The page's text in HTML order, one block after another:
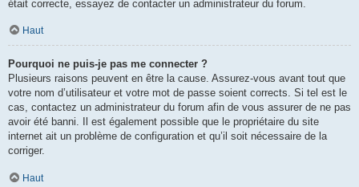
était correcte, essayez de contacter un administrateur du forum.
Haut
Pourquoi ne puis-je pas me connecter ?
Plusieurs raisons peuvent en être la cause. Assurez-vous avant tout que
votre nom d’utilisateur et votre mot de passe soient corrects. Si tel est le
cas, contactez un administrateur du forum afin de vous assurer de ne pas
avoir été banni. Il est également possible que le propriétaire du site
internet ait un problème de configuration et qu’il soit nécessaire de la
corriger.
Haut